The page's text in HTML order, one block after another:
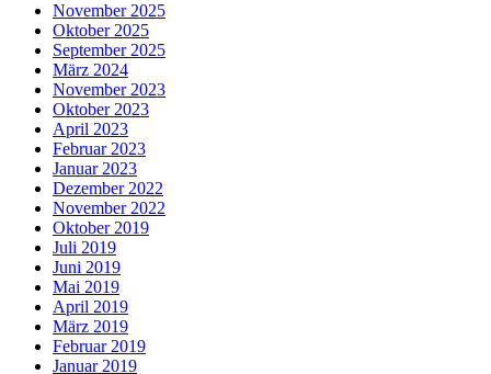
November 2025
Oktober 2025
September 2025
März 2024
November 2023
Oktober 2023
April 2023
Februar 2023
Januar 2023
Dezember 2022
November 2022
Oktober 2019
Juli 2019
Juni 2019
Mai 2019
April 2019
März 2019
Februar 2019
Januar 2019